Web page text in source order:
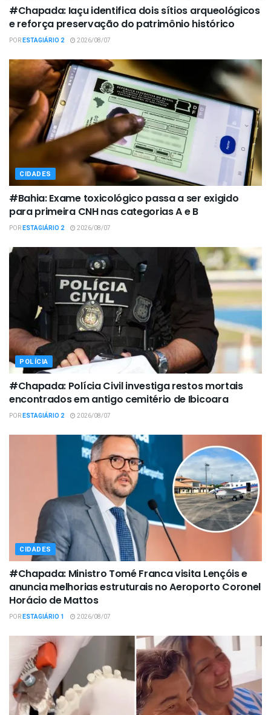
#Chapada: Iaçu identifica dois sítios arqueológicos
e reforça preservação do patrimônio histórico
PORESTAGIÁRIO 2 2026/08/07
CIDADES
#Bahia: Exame toxicológico passa a ser exigido
para primeira CNH nas categorias A e B
PORESTAGIÁRIO 2 2026/08/07
POLÍCIA
#Chapada: Polícia Civil investiga restos mortais
encontrados em antigo cemitério de Ibicoara
PORESTAGIÁRIO 2 2026/08/07
CIDADES
#Chapada: Ministro Tomé Franca visita Lençóis e
anuncia melhorias estruturais no Aeroporto Coronel
Horácio de Mattos
PORESTAGIÁRIO 1 2026/08/07